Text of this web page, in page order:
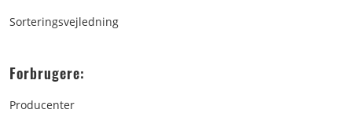
Sorteringsvejledning
Forbrugere:
Producenter